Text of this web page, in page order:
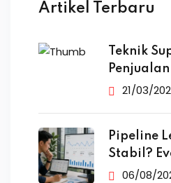
Artikel Terbaru
Teknik
21/03/
Pipeline
Stabil?
06/08/